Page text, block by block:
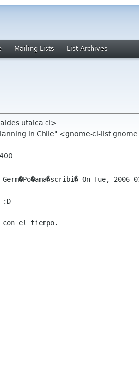
Mailing Lists List Archives
utalca cl>
in Chile" <gnome-cl-list
On Tue,
:D
con el tiempo.